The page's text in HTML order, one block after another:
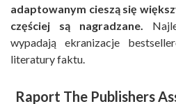
adaptowanym cieszą się
częściej są nagradzane.
wypadają ekranizacje
literatury faktu.
Raport The Publishers